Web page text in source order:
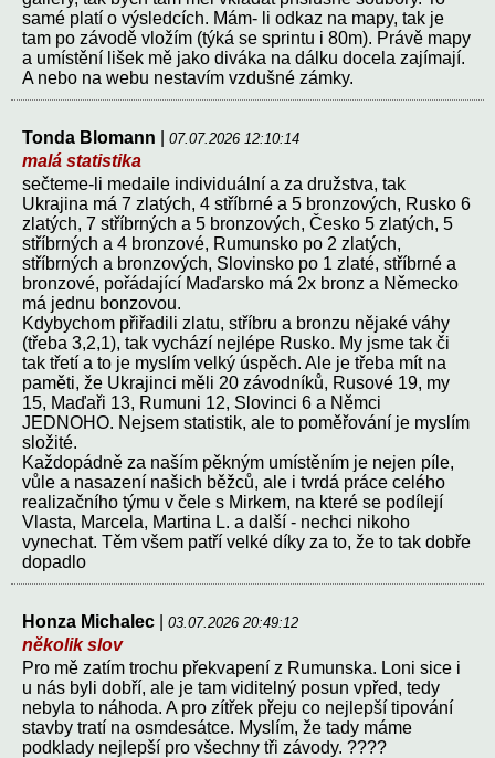
samé platí o výsledcích. Mám- li odkaz na mapy, tak je
tam po závodě vložím (týká se sprintu i 80m). Právě mapy
a umístění lišek mě jako diváka na dálku docela zajímají.
A nebo na webu nestavím vzdušné zámky.
Tonda Blomann 07.07.2026 12:10:14
malá statistika
sečteme-li medaile individuální a za družstva, tak
Ukrajina má 7 zlatých, 4 stříbrné a 5 bronzových, Rusko 6
zlatých, 7 stříbrných a 5 bronzových, Česko 5 zlatých, 5
stříbrných a 4 bronzové, Rumunsko po 2 zlatých,
stříbrných a bronzových, Slovinsko po 1 zlaté, stříbrné a
bronzové, pořádající Maďarsko má 2x bronz a Německo
má jednu bonzovou.
Kdybychom přiřadili zlatu, stříbru a bronzu nějaké váhy
(třeba 3,2,1), tak vychází nejlépe Rusko. My jsme tak či
tak třetí a to je myslím velký úspěch. Ale je třeba mít na
paměti, že Ukrajinci měli 20 závodníků, Rusové 19, my
15, Maďaři 13, Rumuni 12, Slovinci 6 a Němci
JEDNOHO. Nejsem statistik, ale to poměřování je myslím
složité.
Každopádně za naším pěkným umístěním je nejen píle,
vůle a nasazení našich běžců, ale i tvrdá práce celého
realizačního týmu v čele s Mirkem, na které se podílejí
Vlasta, Marcela, Martina L. a další - nechci nikoho
vynechat. Těm všem patří velké díky za to, že to tak dobře
dopadlo
Honza Michalec 03.07.2026 20:49:12
několik slov
Pro mě zatím trochu překvapení z Rumunska. Loni sice i
u nás byli dobří, ale je tam viditelný posun vpřed, tedy
nebyla to náhoda. A pro zítřek přeju co nejlepší tipování
stavby tratí na osmdesátce. Myslím, že tady máme
podklady nejlepší pro všechny tři závody. ????